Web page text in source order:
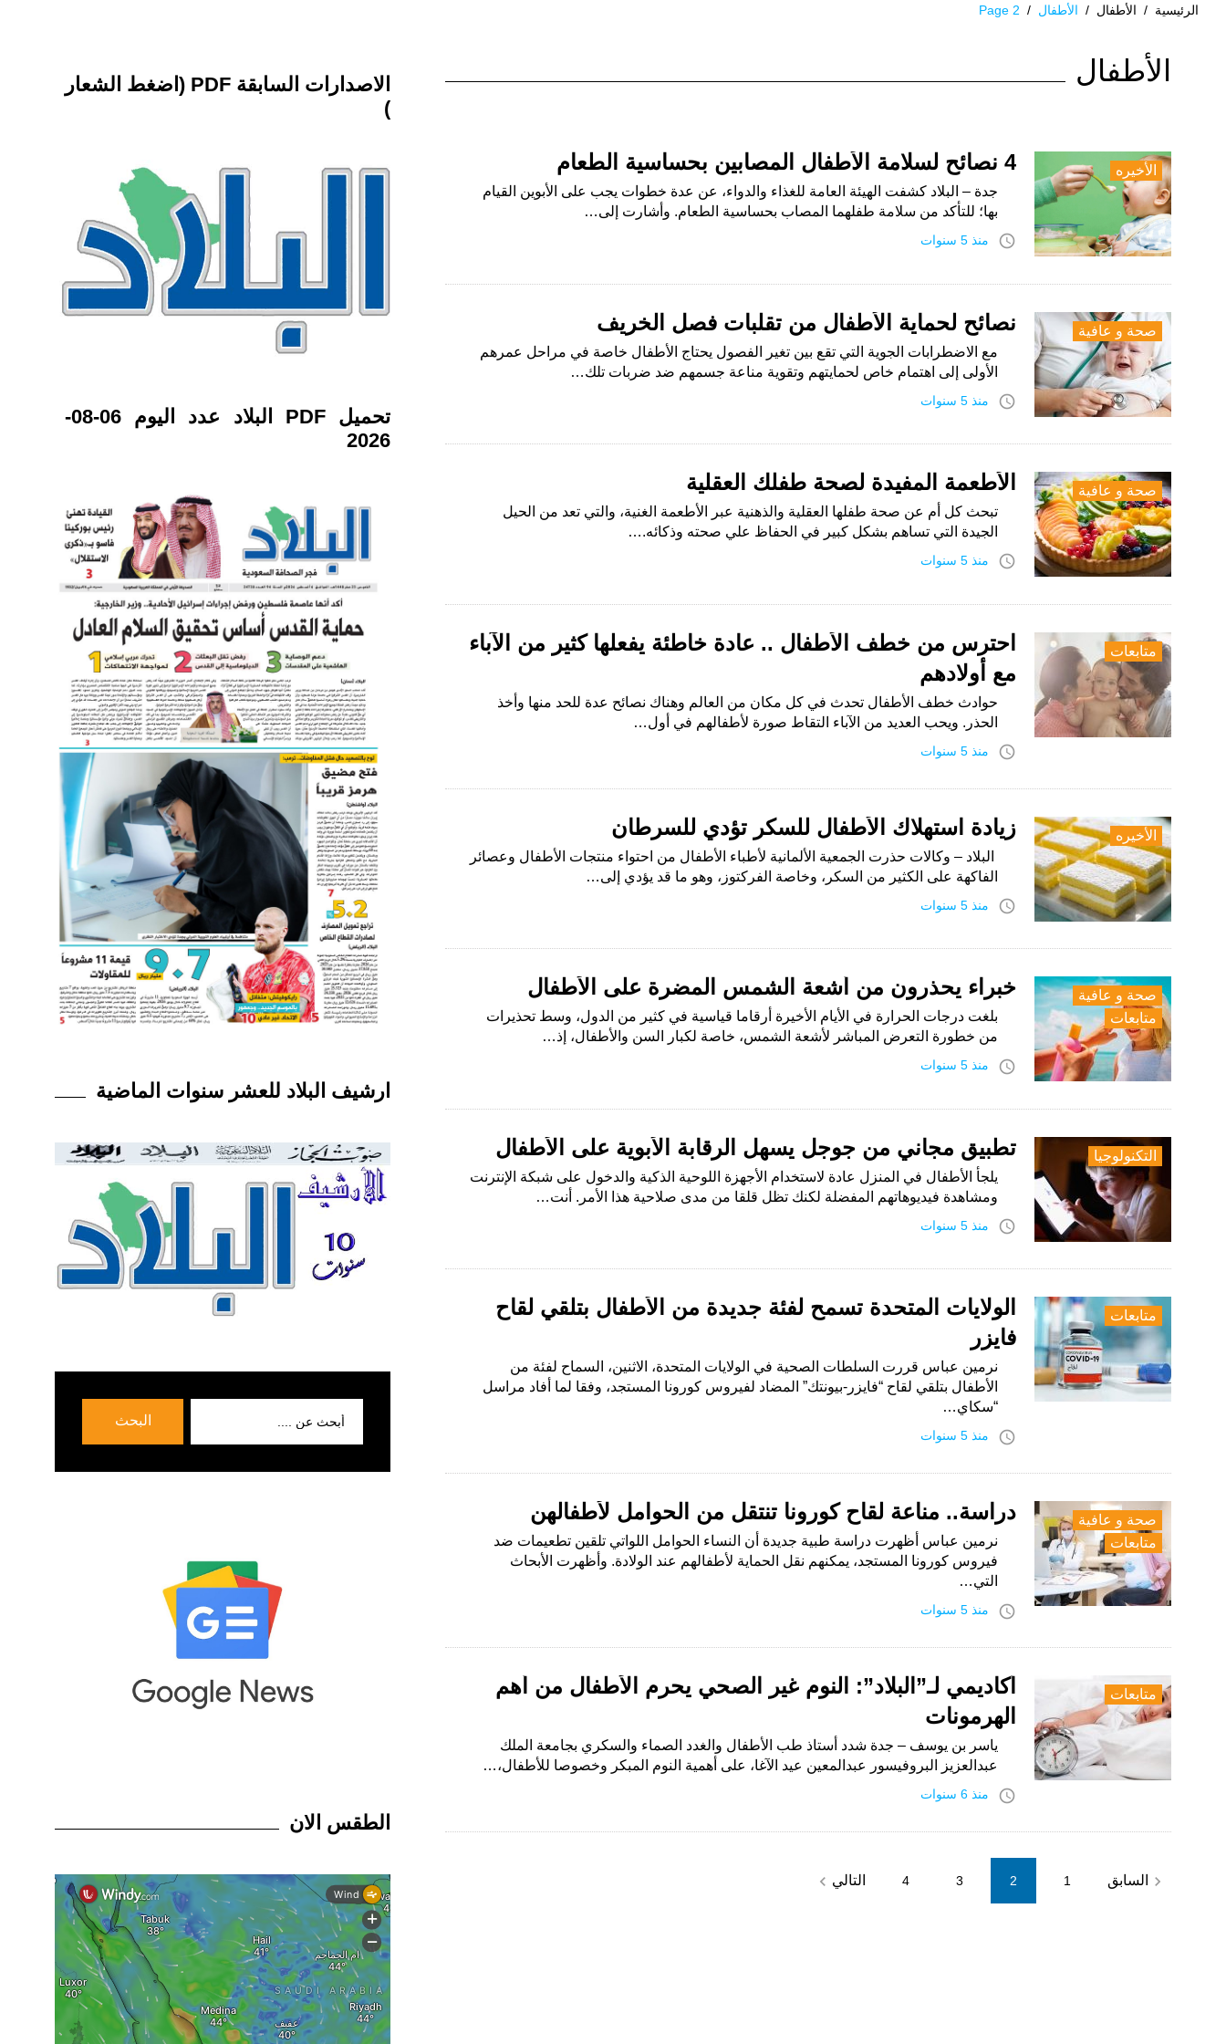
الرئيسية / الأطفال / الأطفال /
Page 2
الوسم:
الأطفال
الأطفال
الأخيره 4 نصائح لسلامة الأطفال المصابين بحساسية الطعام
جدة – البلاد كشفت الهيئة العامة للغذاء والدواء، عن عدة خطوات يجب على الأبوين القيام
بها؛ للتأكد من سلامة طفلهما المصاب بحساسية الطعام. وأشارت إلى…
access_time منذ 5 سنوات
صحة و عافية نصائح لحماية الأطفال من تقلبات فصل الخريف
مع الاضطرابات الجوية التي تقع بين تغير الفصول يحتاج الأطفال خاصة في مراحل عمرهم
الأولى إلى اهتمام خاص لحمايتهم وتقوية مناعة جسمهم ضد ضربات تلك…
access_time منذ 5 سنوات
صحة و عافية الأطعمة المفيدة لصحة طفلك العقلية
تبحث كل أم عن صحة طفلها العقلية والذهنية عبر الأطعمة الغنية، والتي تعد من الحيل
الجيدة التي تساهم بشكل كبير في الحفاظ علي صحته وذكائه.…
access_time منذ 5 سنوات
متابعات
احترس من خطف الأطفال .. عادة خاطئة يفعلها كثير من الآباء
مع أولادهم
حوادث خطف الأطفال تحدث في كل مكان من العالم وهناك نصائح عدة للحد منها وأخذ
الحذر. ويحب العديد من الآباء التقاط صورة لأطفالهم في أول…
access_time منذ 5 سنوات
الأخيره زيادة استهلاك الأطفال للسكر تؤدي للسرطان
البلاد – وكالات حذرت الجمعية الألمانية لأطباء الأطفال من احتواء منتجات الأطفال وعصائر
الفاكهة على الكثير من السكر، وخاصة الفركتوز، وهو ما قد يؤدي إلى…
access_time منذ 5 سنوات
صحة و عافية
متابعات
خبراء يحذرون من أشعة الشمس المضرة على الأطفال
بلغت درجات الحرارة في الأيام الأخيرة أرقاما قياسية في كثير من الدول، وسط تحذيرات
من خطورة التعرض المباشر لأشعة الشمس، خاصة لكبار السن والأطفال، إذ…
access_time منذ 5 سنوات
التكنولوجيا تطبيق مجاني من جوجل يسهل الرقابة الأبوية على الأطفال
يلجأ الأطفال في المنزل عادة لاستخدام الأجهزة اللوحية الذكية والدخول على شبكة الإنترنت
ومشاهدة فيديوهاتهم المفضلة لكنك تظل قلقا من مدى صلاحية هذا الأمر. أنت…
access_time منذ 5 سنوات
متابعات
الولايات المتحدة تسمح لفئة جديدة من الأطفال بتلقي لقاح
فايزر
نرمين عباس قررت السلطات الصحية في الولايات المتحدة، الاثنين، السماح لفئة من
الأطفال بتلقي لقاح “فايزر-بيونتك” المضاد لفيروس كورونا المستجد، وفقا لما أفاد مراسل
“سكاي…
access_time منذ 5 سنوات
صحة و عافية
متابعات
دراسة.. مناعة لقاح كورونا تنتقل من الحوامل لأطفالهن
نرمين عباس أظهرت دراسة طبية جديدة أن النساء الحوامل اللواتي تلقين تطعيمات ضد
فيروس كورونا المستجد، يمكنهم نقل الحماية لأطفالهم عند الولادة. وأظهرت الأبحاث
التي…
access_time منذ 5 سنوات
متابعات
أكاديمي لـ”البلاد”: النوم غير الصحي يحرم الأطفال من أهم
الهرمونات
ياسر بن يوسف – جدة شدد أستاذ طب الأطفال والغدد الصماء والسكري بجامعة الملك
عبدالعزيز البروفيسور عبدالمعين عيد الآغا، على أهمية النوم المبكر وخصوصا للأطفال،…
access_time منذ 6 سنوات
Posts
navigate_before السابق 1
2
3
4 التالي navigate_next
الاصدارات السابقة PDF (اضغط الشعار
)
تحميل PDF البلاد عدد اليوم 06-08-
2026
ارشيف البلاد للعشر سنوات الماضية
البحث
الطقس الان